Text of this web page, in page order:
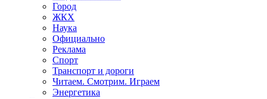
Город
ЖКХ
Наука
Официально
Реклама
Спорт
Транспорт и дороги
Читаем. Смотрим. Играем
Энергетика